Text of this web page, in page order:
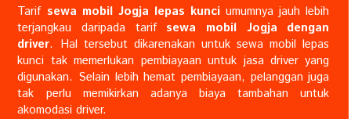
Tarif sewa mobil Jogja lepas kunci umumnya jauh lebih
terjangkau daripada tarifsewa mobil Jogja dengan
driver. Hal tersebut dikarenakan untuk sewa mobil lepas
kunci tak memerlukan pembiayaan untuk jasa driver yang
digunakan. Selain lebih hemat pembiayaan, pelanggan juga
tak perlu memikirkan adanya biaya tambahan untuk
akomodasi driver.